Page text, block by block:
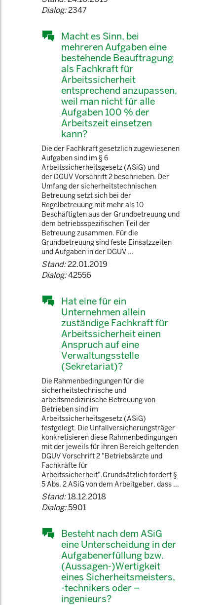
Dialog:2347
Macht es Sinn, bei
mehreren Aufgaben eine
bestehende Beauftragung
als Fachkraft für
Arbeitssicherheit
entsprechend anzupassen,
weil man nicht für alle
Aufgaben 100 % der
Arbeitszeit einsetzen
kann?
Die der Fachkraft gesetzlich zugewiesenen
Aufgaben sind im § 6
Arbeitssicherheitsgesetz (ASiG) und
der DGUV Vorschrift 2 beschrieben. Der
Umfang der sicherheitstechnischen
Betreuung setzt sich bei der
Regelbetreuung mit mehr als 10
Beschäftigten aus der Grundbetreuung und
dem betriebsspezifischen Teil der
Betreuung zusammen. Für die
Grundbetreuung sind feste Einsatzzeiten
und Aufgaben in der DGUV ...
Stand:22.01.2019
Dialog:42556
Hat eine für ein
Unternehmen allein
zuständige Fachkraft für
Arbeitssicherheit einen
Anspruch auf eine
Verwaltungsstelle
(Sekretariat)?
Die Rahmenbedingungen für die
sicherheitstechnische und
arbeitsmedizinische Betreuung von
Betrieben sind im
Arbeitssicherheitsgesetz (ASiG)
festgelegt. Die Unfallversicherungsträger
konkretisieren diese Rahmenbedingungen
mit der jeweils für ihren Bereich geltenden
DGUV Vorschrift 2 "Betriebsärzte und
Fachkräfte für
Arbeitssicherheit".Grundsätzlich fordert §
5 Abs. 2 ASiG von dem Arbeitgeber, dass ...
Stand:18.12.2018
Dialog:5901
Besteht nach dem ASiG
eine Unterscheidung in der
Aufgabenerfüllung bzw.
(Aussagen-)Wertigkeit
eines Sicherheitsmeisters,
-technikers oder –
ingenieurs?